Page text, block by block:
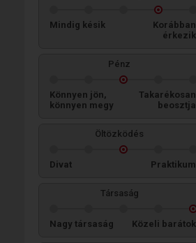
Mindig késik
Korábban
érkezik
Pénz
Könnyen jön,
könnyen megy
Takarékosan
beosztja
Öltözködés
Divat Praktikum
Társaság
Nagy társaság Közeli barátok